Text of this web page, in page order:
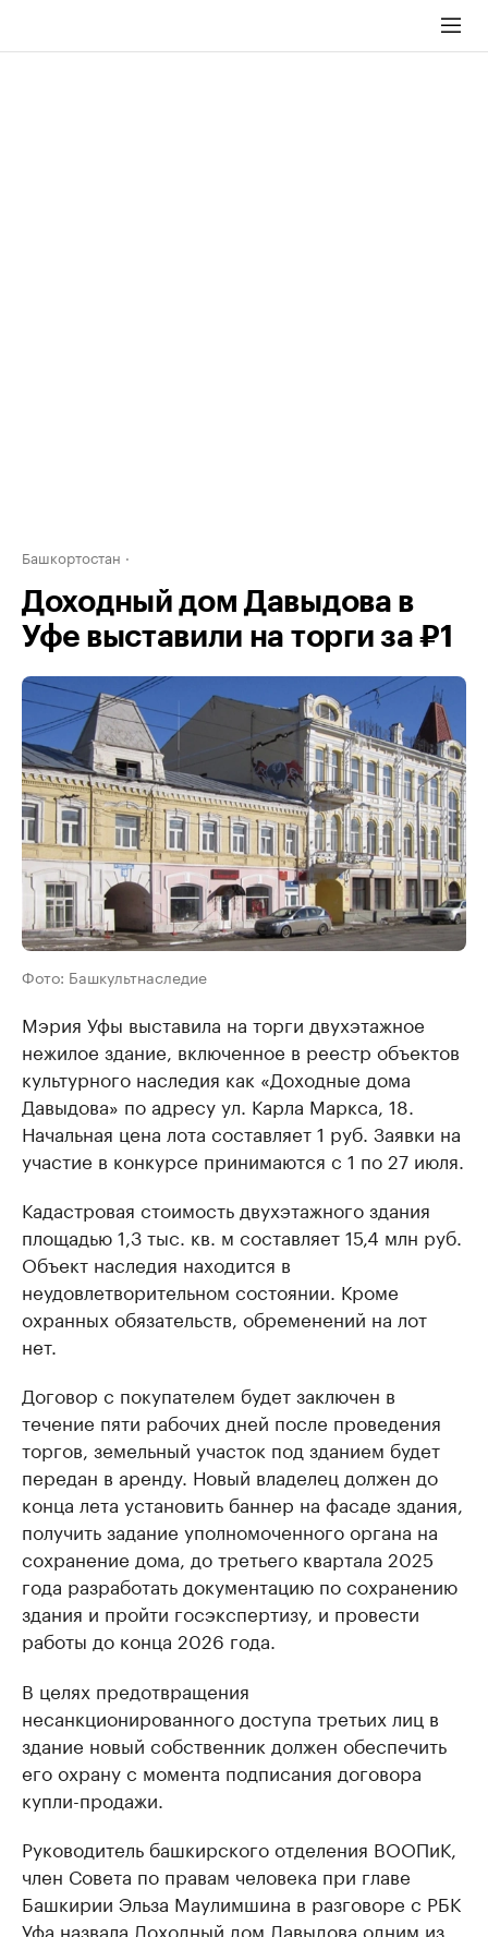
Башкортостан
Доходный дом Давыдова в
Уфе выставили на торги за ₽1
Фото: Башкультнаследие
Мэрия Уфы выставила на торги двухэтажное
нежилое здание, включенное в реестр объектов
культурного наследия как «Доходные дома
Давыдова» по адресу ул. Карла Маркса, 18.
Начальная цена лота составляет 1 руб. Заявки на
участие в конкурсе принимаются с 1 по 27 июля.
Кадастровая стоимость двухэтажного здания
площадью 1,3 тыс. кв. м составляет 15,4 млн руб.
Объект наследия находится в
неудовлетворительном состоянии. Кроме
охранных обязательств, обременений на лот
нет.
Договор с покупателем будет заключен в
течение пяти рабочих дней после проведения
торгов, земельный участок под зданием будет
передан в аренду. Новый владелец должен до
конца лета установить баннер на фасаде здания,
получить задание уполномоченного органа на
сохранение дома, до третьего квартала 2025
года разработать документацию по сохранению
здания и пройти госэкспертизу, и провести
работы до конца 2026 года.
В целях предотвращения
несанкционированного доступа третьих лиц в
здание новый собственник должен обеспечить
его охрану с момента подписания договора
купли-продажи.
Руководитель башкирского отделения ВООПиК,
член Совета по правам человека при главе
Башкирии Эльза Маулимшина в разговоре с РБК
Уфа назвала Доходный дом Давыдова одним из